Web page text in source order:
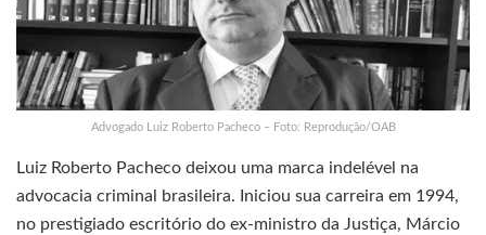
Advogado Luiz Roberto Pacheco – Foto: Reprodução/OAB
Luiz Roberto Pacheco deixou uma marca indelével na
advocacia criminal brasileira. Iniciou sua carreira em 1994,
no prestigiado escritório do ex-ministro da Justiça, Márcio